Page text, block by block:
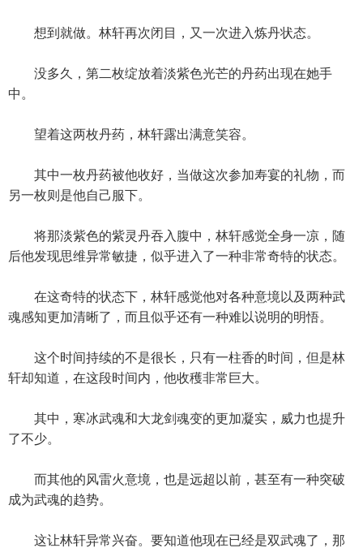
想到就做。林轩再次闭目，又一次进入炼丹状态。
没多久，第二枚绽放着淡紫色光芒的丹药出现在她手
中。
望着这两枚丹药，林轩露出满意笑容。
其中一枚丹药被他收好，当做这次参加寿宴的礼物，而
另一枚则是他自己服下。
将那淡紫色的紫灵丹吞入腹中，林轩感觉全身一凉，随
后他发现思维异常敏捷，似乎进入了一种非常奇特的状态。
在这奇特的状态下，林轩感觉他对各种意境以及两种武
魂感知更加清晰了，而且似乎还有一种难以说明的明悟。
这个时间持续的不是很长，只有一柱香的时间，但是林
轩却知道，在这段时间内，他收穫非常巨大。
其中，寒冰武魂和大龙剑魂变的更加凝实，威力也提升
了不少。
而其他的风雷火意境，也是远超以前，甚至有一种突破
成为武魂的趋势。
这让林轩异常兴奋。要知道他现在已经是双武魂了，那